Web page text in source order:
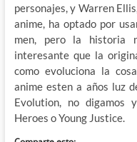
personajes, y Warren
anime, ha optado por
men, pero la historia
interesante que la
como evoluciona la
anime esten a años luz
Evolution, no digamos
Heroes o Young Justice.